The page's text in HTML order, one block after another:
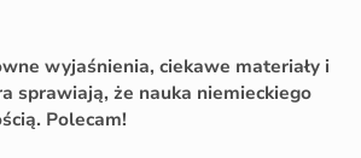
wyjaśnienia, ciekawe materiały i
sprawiają, że nauka niemieckiego
Polecam!